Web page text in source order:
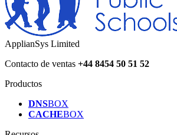
ApplianSys Limited
Contacto de ventas +44 8454 50 51 52
Productos
DNSBOX
CACHEBOX